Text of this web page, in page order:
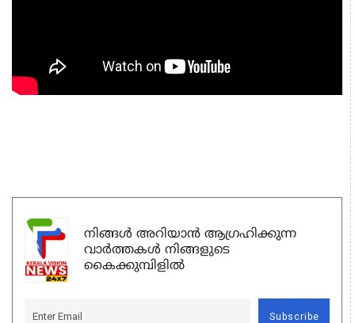
നിങ്ങൾ അറിയാൻ ആഗ്രഹിക്കുന്ന
വാർത്തകൾ നിങ്ങളുടെ
കൈക്കുമ്പിളിൽ
Subscribe